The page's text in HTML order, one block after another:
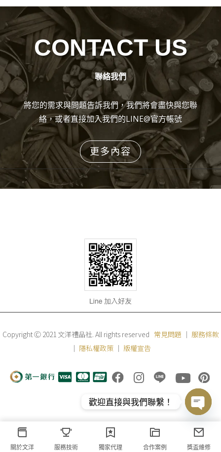
CONTACT US
聯絡我們
將您的需求與問題告訴我們，我們將會盡快與您聯
絡，或者直接加入我們的LINE@官方帳號
更多內容
Copyright Ⓒ 2021 文洋禮品社. All rights reserved 常見問題 ｜ 服務條款
｜ 隱私權政策｜ 版權宣告
關於文洋 服務技術 獨家代理 合作案例 獎盃維修
歡迎直接與我們聯繫！
chaty